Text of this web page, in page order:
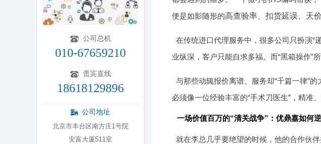
公司总机
010-67659210
贵宾直线
18618129896
公司地址
北京市丰台区南方庄1号院
安富大厦511室
便是如影随形的高查验率、扣货延误、天
在传统进口代理服务中，很多公司只扮演“
业纵深，客户只能自求多福。而“黑箱操作”
与那些动辄报价离谱、服务却“千篇一律”
必须像一位经验丰富的“手术刀医生”，精准
一场价值百万的“清关战争”：优鼎嘉如何
就在李总几乎要绝望的时候，他的合作伙